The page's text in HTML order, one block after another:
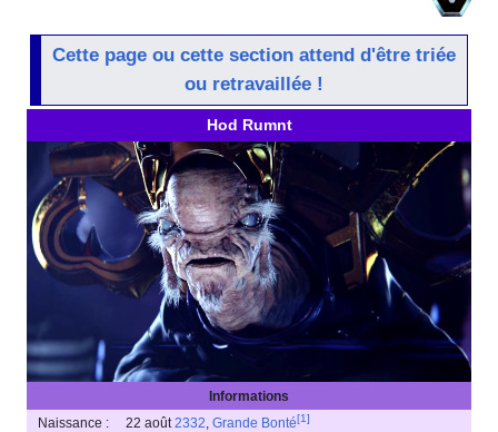
Cette page ou cette section attend d'être triée
ou retravaillée !
Hod Rumnt
Informations
Naissance :
22 août2332 ,Grande Bonté[1]